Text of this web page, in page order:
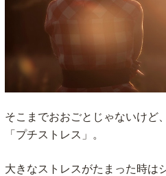
そこまでおおごとじゃないけど
「プチストレス」。
大きなストレスがたまった時は